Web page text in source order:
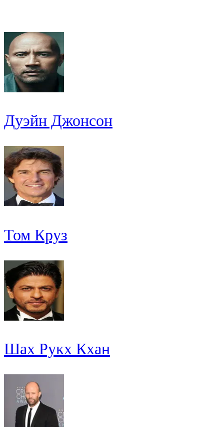
Дуэйн Джонсон
Том Круз
Шах Рукх Кхан